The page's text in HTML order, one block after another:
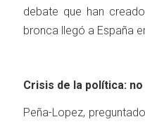
debate que han
bronca llegó a España
Crisis de la política:
Peña-Lopez,